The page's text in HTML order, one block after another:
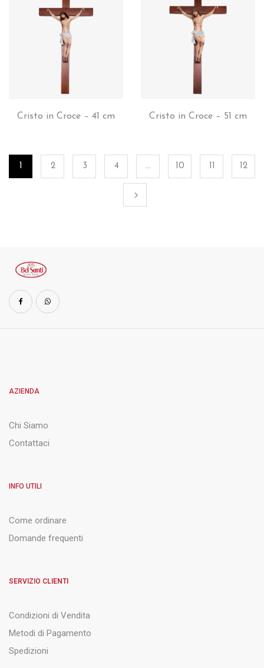
Cristo in Croce – 41 cm Cristo in Croce – 51 cm
1 2 3 4 … 10 12
AZIENDA
Chi Siamo
Contattaci
INFO UTILI
Come ordinare
Domande frequenti
SERVIZIO CLIENTI
Condizioni di Vendita
Metodi di Pagamento
Spedizioni